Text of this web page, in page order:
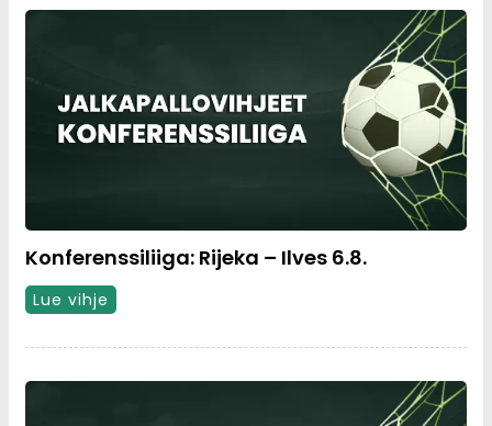
Konferenssiliiga: Rijeka – Ilves 6.8.
Lue vihje